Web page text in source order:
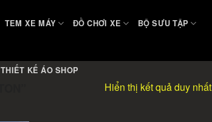
TEM XE MÁY ĐỒ CHƠI XE BỘ SƯU TẬP
THIẾT KẾ ÁO SHOP
Hiển thị kết quả duy nhất